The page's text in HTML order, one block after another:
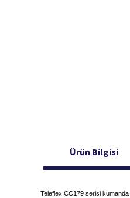
Ürün Bilgisi
Teleflex CC179 serisi